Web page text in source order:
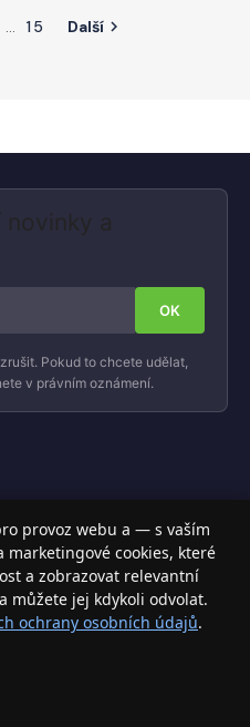
… 15 Další 
novinky a
Pokud to chcete udělat,
v právním oznámení.
produkty, příslušenstvím a
a s jistotou.
provoz webu a — s vaším
cookies, které
a zobrazovat relevantní
můžete jej kdykoli odvolat.
ochrany osobních údajů.